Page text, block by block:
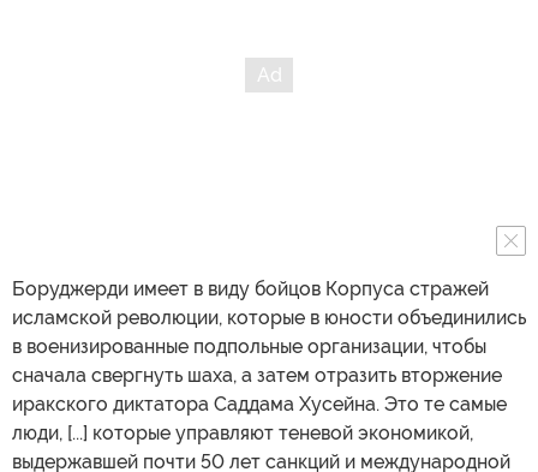
Боруджерди имеет в виду бойцов Корпуса стражей
исламской революции, которые в юности объединились
в военизированные подпольные организации, чтобы
сначала свергнуть шаха, а затем отразить вторжение
иракского диктатора Саддама Хусейна. Это те самые
люди, [...] которые управляют теневой экономикой,
выдержавшей почти 50 лет санкций и международной